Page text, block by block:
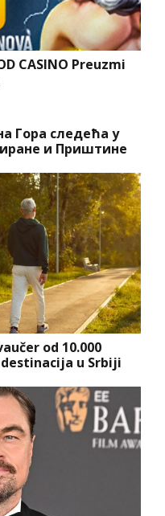
CASINO Preuzmi
Гора следећа у
и Приштине
od 10.000
u Srbiji